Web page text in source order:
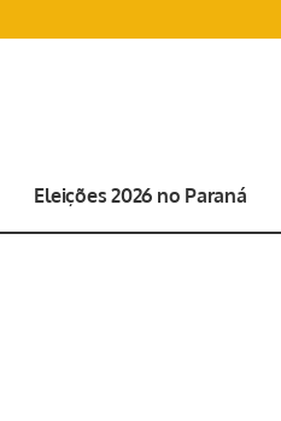
Eleições 2026 no Paraná